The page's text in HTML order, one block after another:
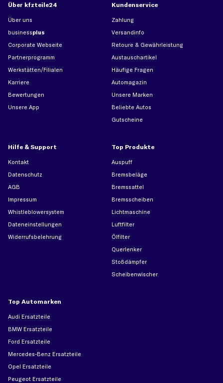
Über kfzteile24
Über uns
businessplus
Corporate Webseite
Partnerprogramm
Werkstätten/Filialen
Karriere
Bewertungen
Unsere App
Kundenservice
Zahlung
Versandinfo
Retoure & Gewährleistung
Austauschartikel
Häufige Fragen
Automagazin
Unsere Marken
Beliebte Autos
Gutscheine
Hilfe & Support
Kontakt
Datenschutz
AGB
Impressum
Whistleblowersystem
Dateneinstellungen
Widerrufsbelehrung
Top Produkte
Auspuff
Bremsbeläge
Bremssattel
Bremsscheiben
Lichtmaschine
Luftfilter
Ölfilter
Querlenker
Stoßdämpfer
Scheibenwischer
Top Automarken
Audi Ersatzteile
BMW Ersatzteile
Ford Ersatzteile
Mercedes-Benz Ersatzteile
Opel Ersatzteile
Peugeot Ersatzteile